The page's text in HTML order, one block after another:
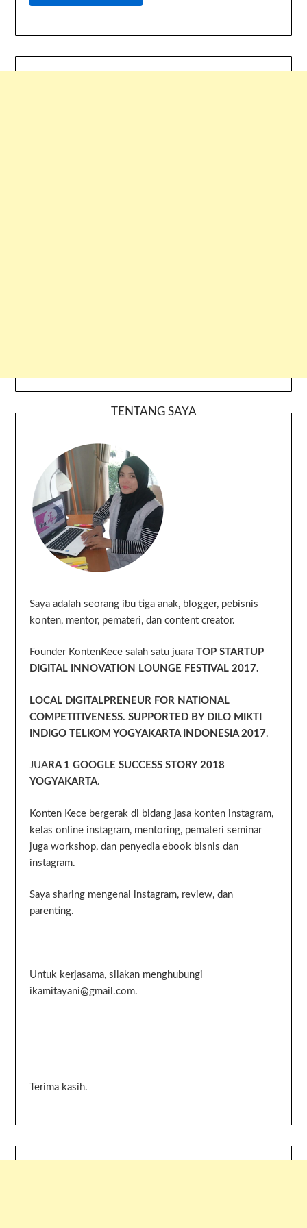
TENTANG SAYA
Saya adalah seorang ibu tiga anak, blogger, pebisnis
konten, mentor, pemateri, dan content creator.
Founder KontenKece salah satu juaraTOP STARTUP
DIGITAL INNOVATION LOUNGE FESTIVAL 2017.
LOCAL DIGITALPRENEUR FOR NATIONAL
COMPETITIVENESS. SUPPORTED BY DILO MIKTI
INDIGO TELKOM YOGYAKARTA INDONESIA 2017.
JUA RA 1 GOOGLE SUCCESS STORY 2018
YOGYAKARTA.
Konten Kece bergerak di bidang jasa konten instagram,
kelas online instagram, mentoring, pemateri seminar
juga workshop, dan penyedia ebook bisnis dan
instagram.
Saya sharing mengenai instagram, review, dan
parenting.
Untuk kerjasama, silakan menghubungi
ikamitayani@gmail.com.
Terima kasih.